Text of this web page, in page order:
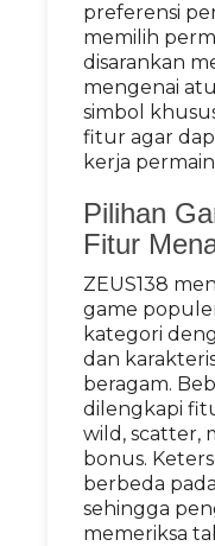
preferensi
memilih
disarankan
mengenai
simbol
fitur agar
kerja
Pilihan
Fitur
ZEUS138
game
kategori
dan
beragam.
dilengkapi
wild, scatter,
bonus.
berbeda
sehingga
memeriksa